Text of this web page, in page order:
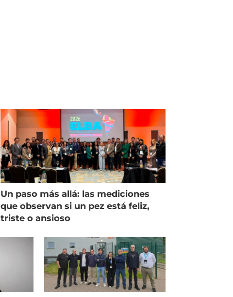
Un paso más allá: las mediciones
que observan si un pez está feliz,
triste o ansioso